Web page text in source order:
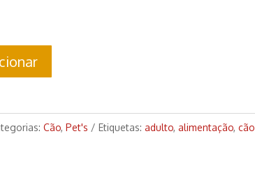
Cão, Pet's Etiquetas: adulto, alimentação, cão